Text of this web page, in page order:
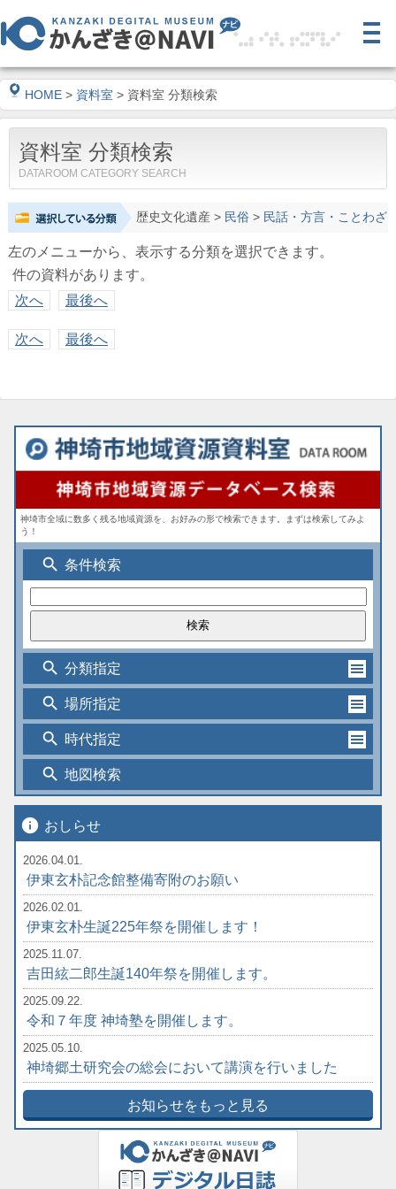
HOME > 資料室 > 資料室 分類検索
資料室 分類検索
DATAROOM CATEGORY SEARCH
歴史文化遺産> 民俗> 民話・方言・ことわざ
左のメニューから、表示する分類を選択できます。
件の資料があります。
次へ
最後へ
次へ 最後へ
神埼市全域に数多く残る地域資源を、お好みの形で検索できます。まずは検索してみよ
う！
search 条件検索
search 分類指定
search 場所指定
search 時代指定
search 地図検索
info おしらせ
2026.04.01.
伊東玄朴記念館整備寄附のお願い
2026.02.01.
伊東玄朴生誕225年祭を開催します！
2025.11.07.
吉田絃二郎生誕140年祭を開催します。
2025.09.22.
令和７年度 神埼塾を開催します。
2025.05.10.
神埼郷土研究会の総会において講演を行いました
お知らせをもっと見る